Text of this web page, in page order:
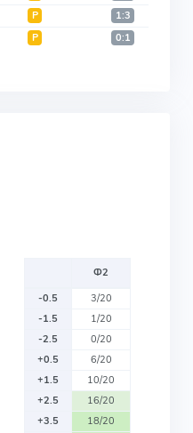
Р 1:3
Р 0:1
Ф2
-0.5
3/20
-1.5
1/20
-2.5
0/20
+0.5
6/20
+1.5
10/20
+2.5
16/20
+3.5
18/20